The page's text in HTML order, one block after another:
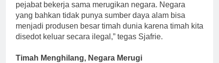
pejabat bekerja sama merugikan negara. Negara
yang bahkan tidak punya sumber daya alam bisa
menjadi produsen besar timah dunia karena timah kita
disedot keluar secara ilegal,” tegas Sjafrie.
Timah Menghilang, Negara Merugi